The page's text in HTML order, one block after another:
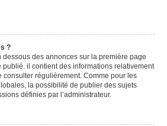
?
des annonces sur la première page
il contient des informations relativement
consulter régulièrement. Comme pour les
la possibilité de publier des sujets
définies par l’administrateur.